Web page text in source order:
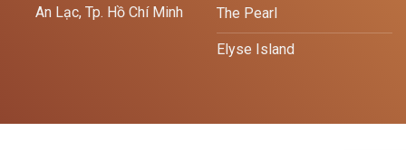
An Lạc, Tp. Hồ Chí Minh
The Pearl
Elyse Island